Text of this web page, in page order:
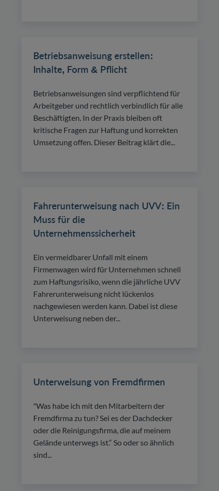
Betriebsanweisung erstellen:
Inhalte, Form & Pflicht
Betriebsanweisungen sind verpflichtend für
Arbeitgeber und rechtlich verbindlich für alle
Beschäftigten. In der Praxis bleiben oft
kritische Fragen zur Haftung und korrekten
Umsetzung offen. Dieser Beitrag klärt die...
Fahrerunterweisung nach UVV: Ein
Muss für die
Unternehmenssicherheit
Ein vermeidbarer Unfall mit einem
Firmenwagen wird für Unternehmen schnell
zum Haftungsrisiko, wenn die jährliche UVV
Fahrerunterweisung nicht lückenlos
nachgewiesen werden kann. Dabei ist diese
Unterweisung neben der...
Unterweisung von Fremdfirmen
"Was habe ich mit den Mitarbeitern der
Fremdfirma zu tun? Sei es der Dachdecker
oder die Reinigungsfirma, die auf meinem
Gelände unterwegs ist.“ So oder so ähnlich
sind...